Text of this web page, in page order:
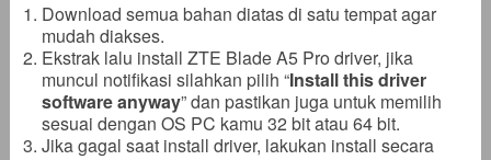
Download semua bahan diatas di satu tempat agar
mudah diakses.
Ekstrak lalu install ZTE Blade A5 Pro driver, jika
muncul notifikasi silahkan pilih “Install this driver
software anyway” dan pastikan juga untuk memilih
sesuai dengan OS PC kamu 32 bit atau 64 bit.
Jika gagal saat install driver, lakukan install secara